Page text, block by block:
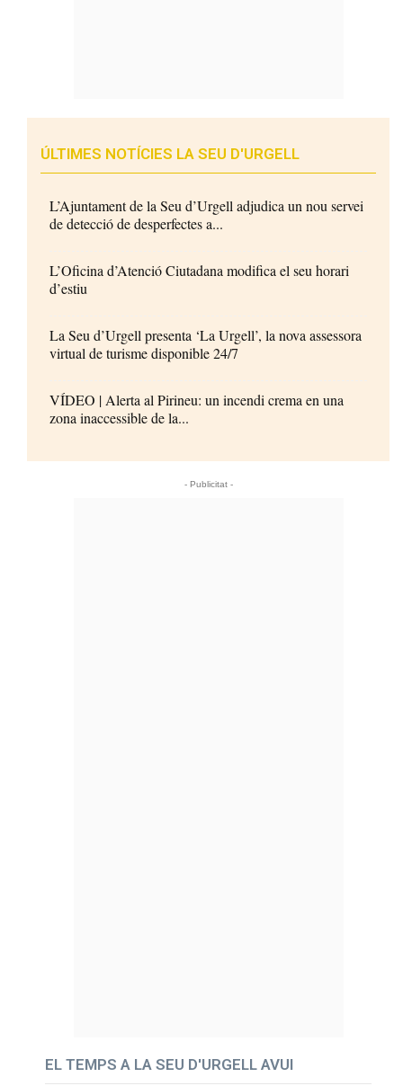
ÚLTIMES NOTÍCIES LA SEU D'URGELL
L’Ajuntament de la Seu d’Urgell adjudica un nou servei
de detecció de desperfectes a...
L’Oficina d’Atenció Ciutadana modifica el seu horari
d’estiu
La Seu d’Urgell presenta ‘La Urgell’, la nova assessora
virtual de turisme disponible 24/7
VÍDEO | Alerta al Pirineu: un incendi crema en una
zona inaccessible de la...
- Publicitat -
EL TEMPS A LA SEU D'URGELL AVUI